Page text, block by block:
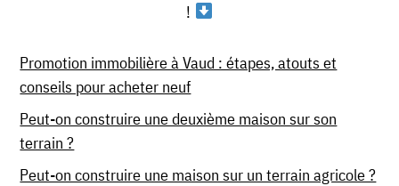
!
Promotion immobilière à Vaud : étapes, atouts et
conseils pour acheter neuf
Peut-on construire une deuxième maison sur son
terrain ?
Peut-on construire une maison sur un terrain agricole ?